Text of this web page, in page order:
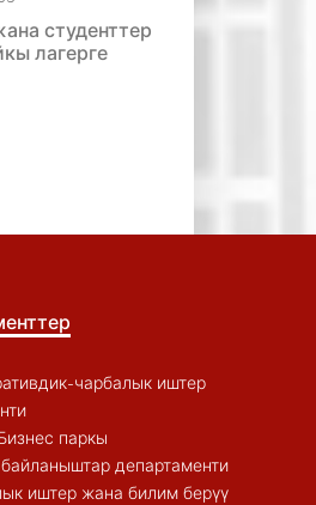
студенттер
лагерге
чарбалык иштер
паркы
департаменти
иштер жана билим берүү